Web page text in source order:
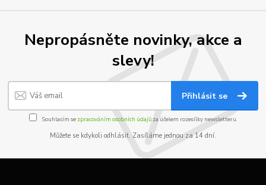
Nepropásněte novinky, akce a
slevy!
Přihlásit se
Souhlasím se zpracováním osobních údajůza účelem rozesílky newsletteru.
Můžete se kdykoli odhlásit. Zasíláme jednou za 14 dní.